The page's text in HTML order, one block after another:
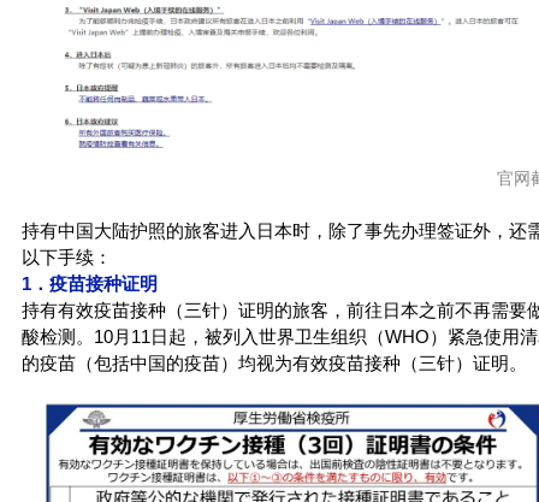
官网
持有中国大陆护照的旅客进入日本时，除了事先办理签证外，还
以下手续：
1．疫苗接种证明
持有有效疫苗接种（三针）证明的旅客，前往日本之前不再需要
酸检测。10月11日起，被列入世界卫生组织（WHO）紧急使用
的疫苗（包括中国的疫苗）均视为有效疫苗接种（三针）证明。